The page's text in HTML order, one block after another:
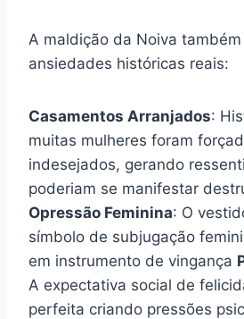
A maldição da Noiva
ansiedades históricas reais:
Casamentos Arranjados:
muitas mulheres foram
indesejados, gerando
poderiam se manifestar
Opressão Feminina: O
símbolo de subjugação
em instrumento de vingança
A expectativa social de
perfeita criando pressões